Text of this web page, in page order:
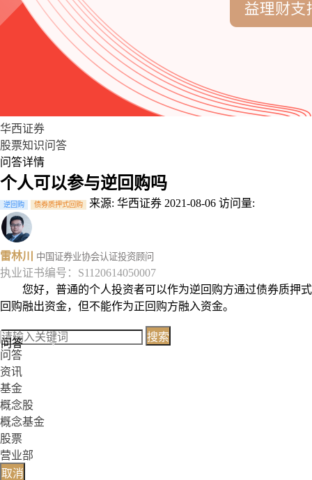
华西证券
股票知识问答
问答详情
个人可以参与逆回购吗
逆回购 债券质押式回购 来源: 华西证券 2021-08-06 访问量:
雷林川 中国证券业协会认证投资顾问
执业证书编号：S1120614050007
您好，普通的个人投资者可以作为逆回购方通过债券质押式
回购融出资金，但不能作为正回购方融入资金。
问答
搜索
问答
资讯
基金
概念股
概念基金
股票
营业部
取消